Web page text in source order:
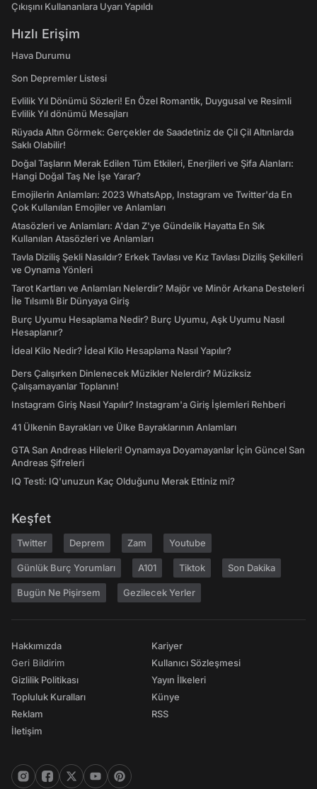
Çıkışını Kullananlara Uyarı Yapıldı
Hızlı Erişim
Hava Durumu
Son Depremler Listesi
Evlilik Yıl Dönümü Sözleri! En Özel Romantik, Duygusal ve Resimli
Evlilik Yıl dönümü Mesajları
Rüyada Altın Görmek: Gerçekler de Saadetiniz de Çil Çil Altınlarda
Saklı Olabilir!
Doğal Taşların Merak Edilen Tüm Etkileri, Enerjileri ve Şifa Alanları:
Hangi Doğal Taş Ne İşe Yarar?
Emojilerin Anlamları: 2023 WhatsApp, Instagram ve Twitter'da En
Çok Kullanılan Emojiler ve Anlamları
Atasözleri ve Anlamları: A'dan Z'ye Gündelik Hayatta En Sık
Kullanılan Atasözleri ve Anlamları
Tavla Diziliş Şekli Nasıldır? Erkek Tavlası ve Kız Tavlası Diziliş Şekilleri
ve Oynama Yönleri
Tarot Kartları ve Anlamları Nelerdir? Majör ve Minör Arkana Desteleri
İle Tılsımlı Bir Dünyaya Giriş
Burç Uyumu Hesaplama Nedir? Burç Uyumu, Aşk Uyumu Nasıl
Hesaplanır?
İdeal Kilo Nedir? İdeal Kilo Hesaplama Nasıl Yapılır?
Ders Çalışırken Dinlenecek Müzikler Nelerdir? Müziksiz
Çalışamayanlar Toplanın!
Instagram Giriş Nasıl Yapılır? Instagram'a Giriş İşlemleri Rehberi
41 Ülkenin Bayrakları ve Ülke Bayraklarının Anlamları
GTA San Andreas Hileleri! Oynamaya Doyamayanlar İçin Güncel San
Andreas Şifreleri
IQ Testi: IQ'unuzun Kaç Olduğunu Merak Ettiniz mi?
Keşfet
Twitter Deprem Zam Youtube
Günlük Burç Yorumları A101 Tiktok Son Dakika
Bugün Ne Pişirsem Gezilecek Yerler
Hakkımızda
Geri Bildirim
Gizlilik Politikası
Topluluk Kuralları
Reklam
İletişim
Kariyer
Kullanıcı Sözleşmesi
Yayın İlkeleri
Künye
RSS